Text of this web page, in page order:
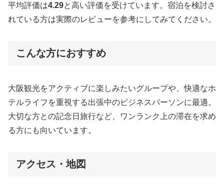
平均評価は4.29と高い評価を受けています。宿泊を検討さ
れている方は実際のレビューを参考にしてみてください。
こんな方におすすめ
大阪観光をアクティブに楽しみたいグループや、快適なホ
テルライフを重視する出張中のビジネスパーソンに最適。
大切な方との記念日旅行など、ワンランク上の滞在を求め
る方にも向いています。
アクセス・地図